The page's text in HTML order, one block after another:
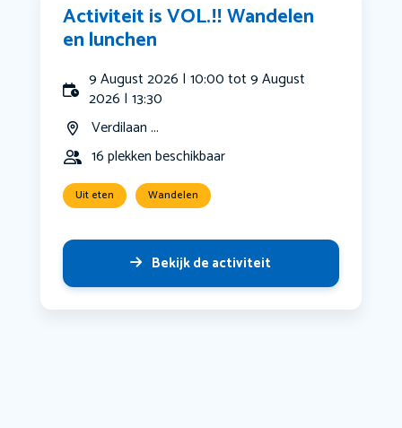
Activiteit is VOL.‼️ Wandelen
en lunchen
9 August 2026 | 10:00 tot 9 August
2026 | 13:30
Verdilaan ...
16 plekken beschikbaar
Uit eten Wandelen
Bekijk de activiteit